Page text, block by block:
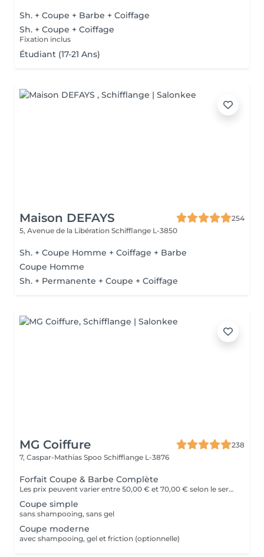
Sh. + Coupe + Barbe + Coiffage
Sh. + Coupe + Coiffage
Fixation inclus
Étudiant (17-21 Ans)
Maison DEFAYS
254
5, Avenue de la Libération Schifflange L-3850
Sh. + Coupe Homme + Coiffage + Barbe
Coupe Homme
Sh. + Permanente + Coupe + Coiffage
MG Coiffure
238
7, Caspar-Mathias Spoo Schifflange L-3876
Forfait Coupe & Barbe Complète
Les prix peuvent varier entre 50,00 € et 70,00 € selon le service
Coupe simple
sans shampooing, sans gel
Coupe moderne
avec shampooing, gel et friction (optionnelle)